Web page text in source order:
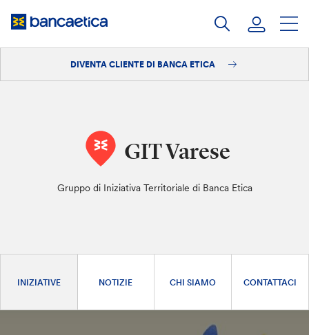
DIVENTA CLIENTE DI BANCA ETICA
GIT Varese
Gruppo di Iniziativa Territoriale di Banca Etica
INIZIATIVE NOTIZIE CHI SIAMO CONTATTACI